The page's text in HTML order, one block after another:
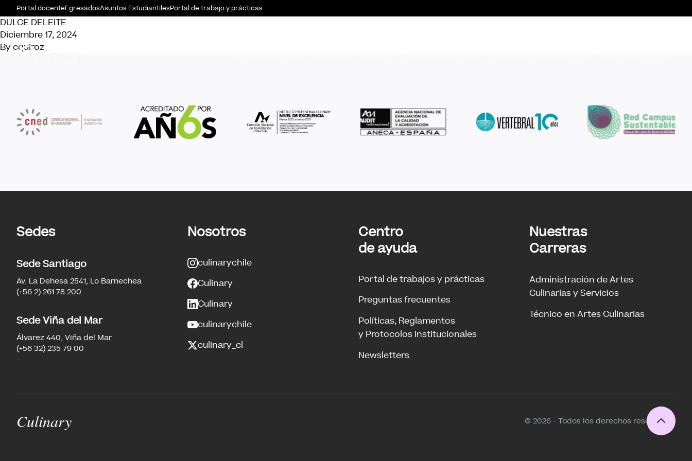
Portal docenteEgresadosAsuntos EstudiantilesPortal de trabajo y prácticas
DULCE DELEITE
Diciembre 17, 2024
Bycquiroz
Sedes
Sede Santiago
Av. La Dehesa 2541, Lo Barnechea
(+56 2) 261 78 200
Sede Viña del Mar
Álvarez 440, Viña del Mar
(+56 32) 235 79 00
Nosotros
culinarychile
Culinary
Culinary
culinarychile
culinary_cl
Centro
de ayuda
Portal de trabajos y prácticas
Preguntas frecuentes
Políticas, Reglamentos
y Protocolos Institucionales
Newsletters
Nuestras
Carreras
Administración de Artes
Culinarias y Servicios
Técnico en Artes Culinarias
Culinary © 2026 - Todos los derechos reservados